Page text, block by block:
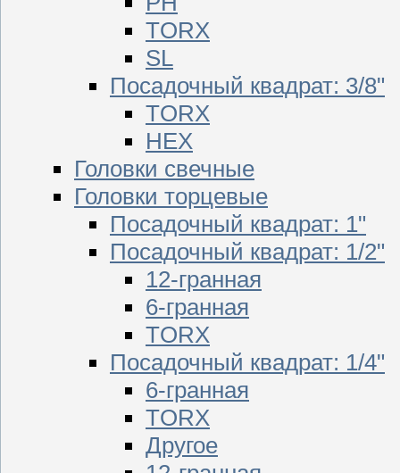
TORX
SL
Посадочный квадрат: 3/8"
TORX
HEX
Головки свечные
Головки торцевые
Посадочный квадрат: 1"
Посадочный квадрат: 1/2"
12-гранная
6-гранная
TORX
Посадочный квадрат: 1/4"
6-гранная
TORX
Другое